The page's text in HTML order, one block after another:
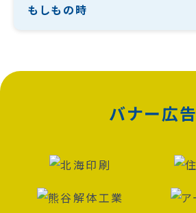
もしもの時
バナー広告